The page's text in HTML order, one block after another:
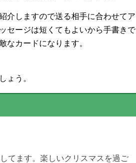
介しますので送る相手に合わせてア
セージは短くてもよいから手書きで
なカードになります。
ょう。
てます。楽しいクリスマスを過ご